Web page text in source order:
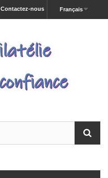
Français
Contactez-nous